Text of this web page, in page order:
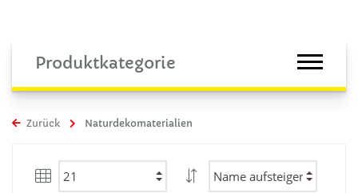
Produktkategorie
Zurück Naturdekomaterialien